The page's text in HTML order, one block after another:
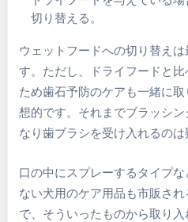
切り替える。
ウェットフードへの切り替え
す。ただし、ドライフードと
ため歯石予防のケアも一緒に
想的です。それまでブラッシ
なり歯ブラシを受け入れるのは
口の中にスプレーするタイプ
ない犬用のケア用品も市販さ
で、そういったものから取り入